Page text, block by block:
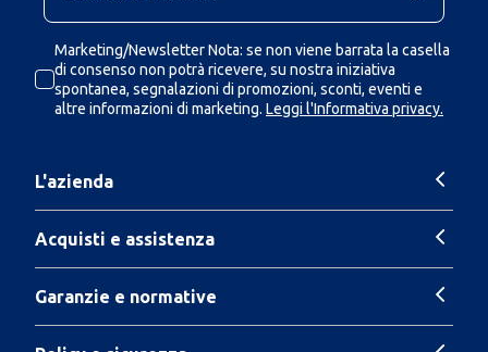
Marketing/Newsletter Nota: se non viene barrata la casella
di consenso non potrà ricevere, su nostra iniziativa
spontanea, segnalazioni di promozioni, sconti, eventi e
altre informazioni di marketing. Leggi l'Informativa privacy.
L'azienda
Acquisti e assistenza
Garanzie e normative